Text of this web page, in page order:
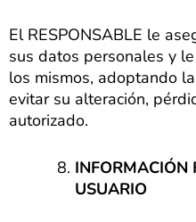
El RESPONSABLE le
sus datos personales y
los mismos, adoptando
evitar su alteración,
autorizado.
INFORMACIÓN
USUARIO